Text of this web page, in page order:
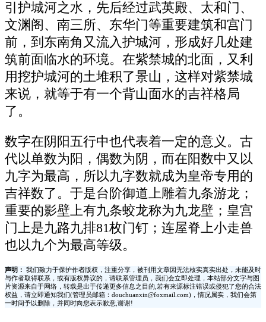
引护城河之水，先后经过武英殿、太和门、
文渊阁、南三所、东华门等重要建筑和宫门
前，到东南角又流入护城河，形成好几处建
筑前面临水的环境。在紫禁城的北面，又利
用挖护城河的土堆积了景山，这样对紫禁城
来说，就等于有一个背山面水的吉祥格局
了。
数字在阴阳五行中也代表着一定的意义。古
代以单数为阳，偶数为阴，而在阳数中又以
九字为最高，所以九字数就成为皇帝专用的
吉祥数了。于是台阶御道上雕着九条游龙；
重要的影壁上有九条蛟龙称为九龙壁；皇宫
门上是九路九排81枚门钉；连屋脊上小走兽
也以九个为最高等级。
声明：
我们致力于保护作者版权，注重分享，被刊用文章因无法核实真实出处，未能及时
与作者取得联系，或有版权异议的，请联系管理员，我们会立即处理，本站部分文字与图
片资源来自于网络，转载是出于传递更多信息之目的,若有来源标注错误或侵犯了您的合法
权益，请立即通知我们(管理员邮箱：douchuanxin@foxmail.com)，情况属实，我们会第
一时间予以删除，并同时向您表示歉意,谢谢!